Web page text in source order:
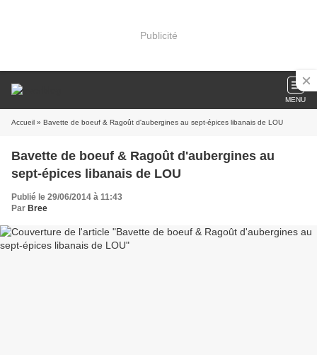
Publicité
MENU
Accueil » Bavette de boeuf & Ragoût d'aubergines au sept-épices libanais de LOU
Bavette de boeuf & Ragoût d'aubergines au
sept-épices libanais de LOU
Publié le 29/06/2014 à 11:43
Par Bree